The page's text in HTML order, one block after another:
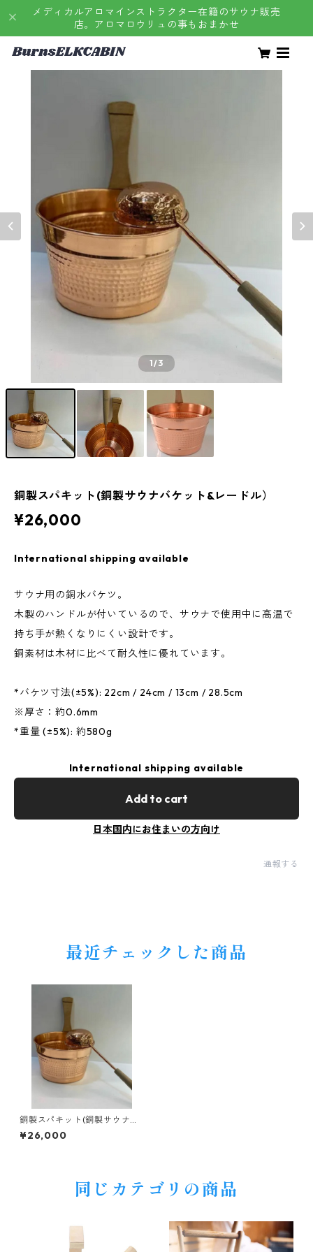
メディカルアロマインストラクター在籍のサウナ販売
店。アロマロウリュの事もおまかせ
1/3
銅製スパキット(銅製サウナバケット&レードル）
¥26,000
International shipping available
サウナ用の銅水バケツ。
木製のハンドルが付いているので、サウナで使用中に高温で
持ち手が熱くなりにくい設計です。
銅素材は木材に比べて耐久性に優れています。
*バケツ寸法(±5%): 22cm / 24cm / 13cm / 28.5cm
※厚さ：約0.6mm
*重量 (±5%): 約580g
International shipping available
Add to cart
日本国内にお住まいの方向け
通報する
最近チェックした商品
銅製スパキット(銅製サウナバ
ケット&レードル）
¥26,000
同じカテゴリの商品